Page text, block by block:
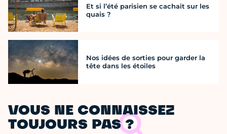
Et si l’été parisien se cachait sur les
quais ?
Nos idées de sorties pour garder la
tête dans les étoiles
VOUS NE CONNAISSEZ
TOUJOURS PAS ?